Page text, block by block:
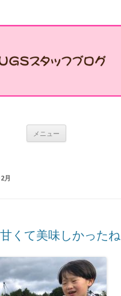
メニュー
月
甘くて美味しかったね